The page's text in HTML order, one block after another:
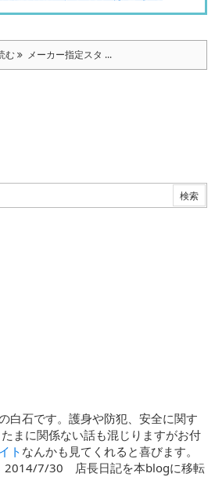
む メーカー指定スタ ...
白石です。護身や防犯、安全に関す
まに関係ない話も混じりますがお付
ト なんかも見てくれると喜びます。
2014/7/30 店長日記を本blogに移転